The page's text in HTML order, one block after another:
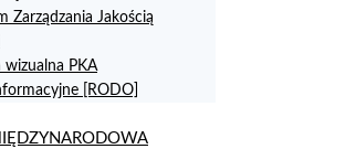
Zarządzania Jakością
wizualna PKA
[RODO]